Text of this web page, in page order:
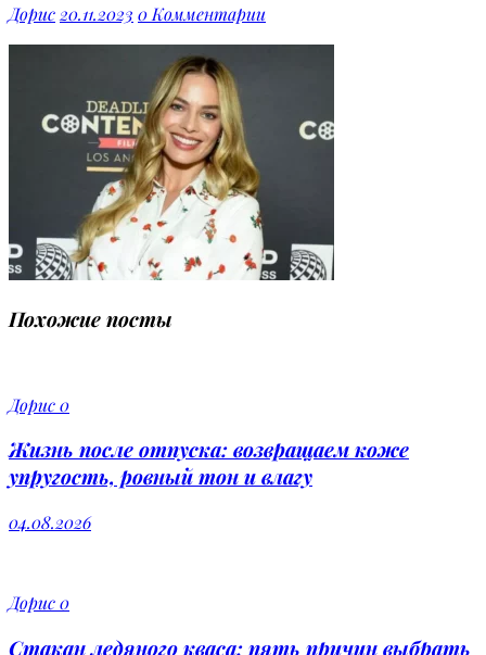
Дорис 20.11.2023 0 Комментарии
Похожие посты
Дорис0
Жизнь после отпуска: возвращаем коже
упругость, ровный тон и влагу
04.08.2026
Дорис0
Стакан ледяного кваса: пять причин выбрать